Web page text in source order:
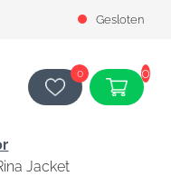
Gesloten
0 0
Jacket